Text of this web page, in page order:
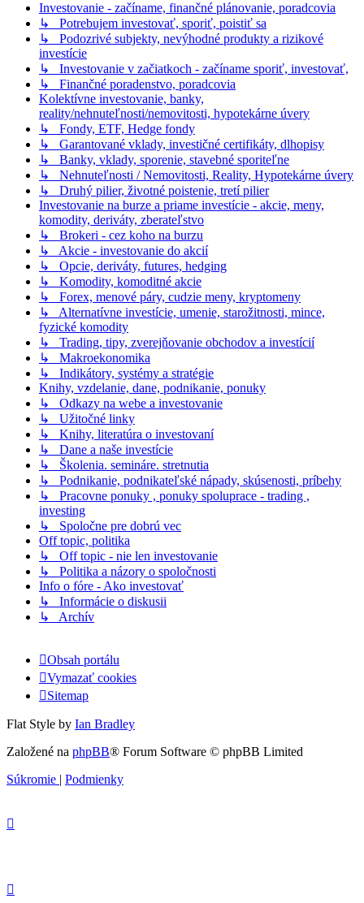
Investovanie - začíname, finančné plánovanie, poradcovia
↳ Potrebujem investovať, sporiť, poistiť sa
↳ Podozrivé subjekty, nevýhodné produkty a rizikové
investície
↳ Investovanie v začiatkoch - začíname sporiť, investovať,
↳ Finančné poradenstvo, poradcovia
Kolektívne investovanie, banky,
reality/nehnuteľnosti/nemovitosti, hypotekárne úvery
↳ Fondy, ETF, Hedge fondy
↳ Garantované vklady, investičné certifikáty, dlhopisy
↳ Banky, vklady, sporenie, stavebné sporiteľne
↳ Nehnuteľnosti / Nemovitosti, Reality, Hypotekárne úvery
↳ Druhý pilier, životné poistenie, tretí pilier
Investovanie na burze a priame investície - akcie, meny,
komodity, deriváty, zberateľstvo
↳ Brokeri - cez koho na burzu
↳ Akcie - investovanie do akcií
↳ Opcie, deriváty, futures, hedging
↳ Komodity, komoditné akcie
↳ Forex, menové páry, cudzie meny, kryptomeny
↳ Alternatívne investície, umenie, starožitnosti, mince,
fyzické komodity
↳ Trading, tipy, zverejňovanie obchodov a investícií
↳ Makroekonomika
↳ Indikátory, systémy a stratégie
Knihy, vzdelanie, dane, podnikanie, ponuky
↳ Odkazy na webe a investovanie
↳ Užitočné linky
↳ Knihy, literatúra o investovaní
↳ Dane a naše investície
↳ Školenia. semináre. stretnutia
↳ Podnikanie, podnikateľské nápady, skúsenosti, príbehy
↳ Pracovne ponuky , ponuky spoluprace - trading ,
investing
↳ Spoločne pre dobrú vec
Off topic, politika
↳ Off topic - nie len investovanie
↳ Politika a názory o spoločnosti
Info o fóre - Ako investovať
↳ Informácie o diskusii
↳ Archív
Obsah portálu
Vymazať cookies
Sitemap
Flat Style by Ian Bradley
Založené na phpBB® Forum Software © phpBB Limited
Súkromie | Podmienky